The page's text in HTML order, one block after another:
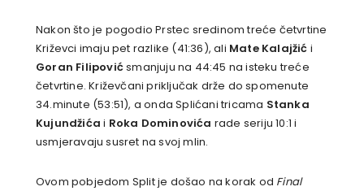
Nakon što je pogodio Prstec sredinom treće četvrtine
Križevci imaju pet razlike (41:36), ali Mate Kalajžić i
Goran Filipovićsmanjuju na 44:45 na isteku treće
četvrtine. Križevčani priključak drže do spomenute
34.minute (53:51), a onda Splićani tricama Stanka
Kujundžića i Roka Dominovića rade seriju 10:1 i
usmjeravaju susret na svoj mlin.
Ovom pobjedom Split je došao na korak od Final